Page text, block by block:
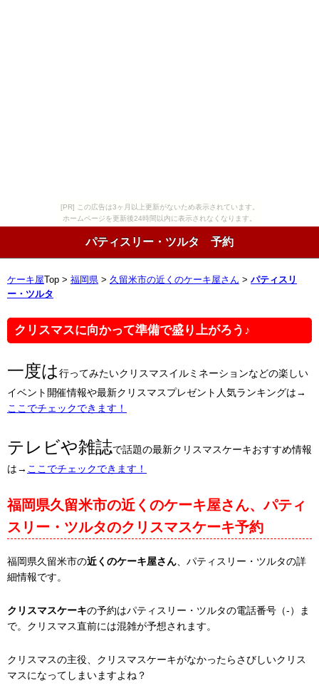
[PR] この広告は3ヶ月以上更新がないため表示されています。
ホームページを更新後24時間以内に表示されなくなります。
パティスリー・ツルタ 予約
ケーキ屋 Top > 福岡県 > 久留米市の近くのケーキ屋さん > パティスリ
ー・ツルタ
クリスマスに向かって準備で盛り上がろう♪
一度は行ってみたいクリスマスイルミネーションなどの楽しい
イベント開催情報や最新クリスマスプレゼント人気ランキングは→
ここでチェックできます！
テレビや雑誌で話題の最新クリスマスケーキおすすめ情報
は→ ここでチェックできます！
福岡県久留米市の近くのケーキ屋さん、パティ
スリー・ツルタのクリスマスケーキ予約
福岡県久留米市の近くのケーキ屋さん 、パティスリー・ツルタの詳
細情報です。
クリスマスケーキの予約はパティスリー・ツルタの電話番号（-）ま
で。クリスマス直前には混雑が予想されます。
クリスマスの主役、クリスマスケーキがなかったらさびしいクリス
マスになってしまいますよね？